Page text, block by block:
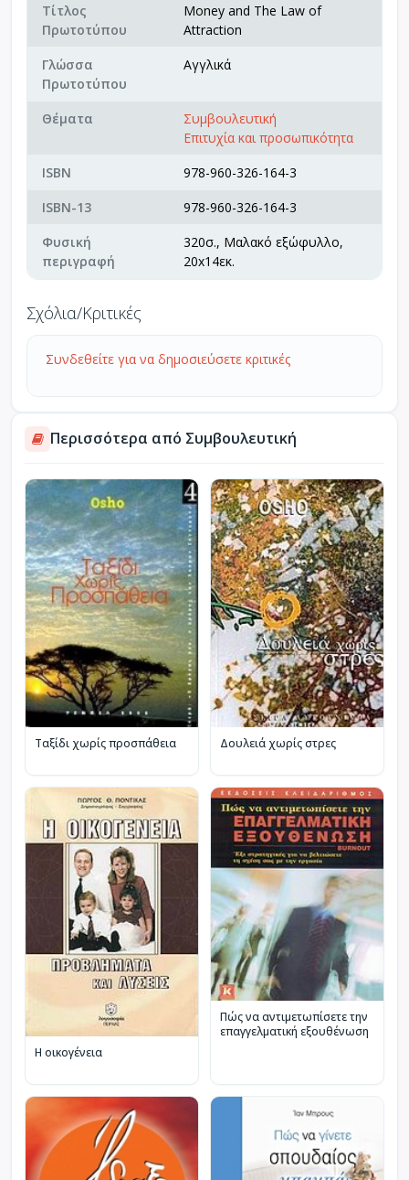
Τίτλος
Πρωτοτύπου
Money and The Law of
Attraction
Γλώσσα
Πρωτοτύπου
Αγγλικά
Θέματα
Συμβουλευτική
Επιτυχία και προσωπικότητα
ISBN
978-960-326-164-3
ISBN-13
978-960-326-164-3
Φυσική
περιγραφή
320σ., Μαλακό εξώφυλλο,
20x14εκ.
Σχόλια/Κριτικές
Συνδεθείτε για να δημοσιεύσετε κριτικές
Περισσότερα από Συμβουλευτική
Ταξίδι χωρίς προσπάθεια Δουλειά χωρίς στρες
Η οικογένεια
Πώς να αντιμετωπίσετε την
επαγγελματική εξουθένωση